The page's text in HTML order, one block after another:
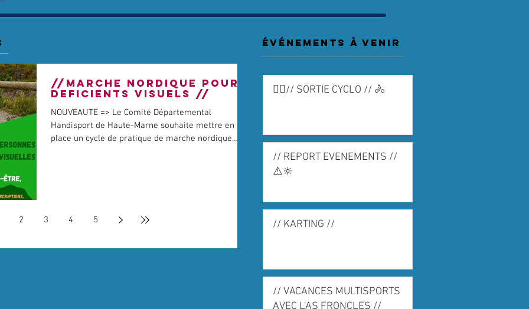
événements à venir
//MARCHE NORDIQUE POUR
DEFICIENTS VISUELS //
NOUVEAUTE => Le Comité Départemental
Handisport de Haute-Marne souhaite mettre en
place un cycle de pratique de marche nordique
2 3 4 5
🚴‍♀️// SORTIE CYCLO // 🚴
// REPORT EVENEMENTS //
⚠️🔆
// KARTING //
// VACANCES MULTISPORTS
AVEC L'AS FRONCLES //